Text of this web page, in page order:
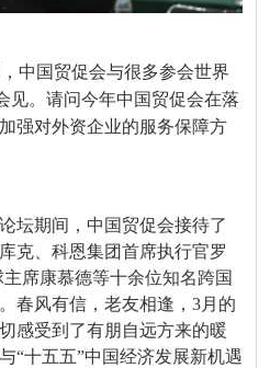
中国贸促会与很多参会世界
见。请问今年中国贸促会在落
强对外资企业的服务保障方
坛期间，中国贸促会接待了
克、科恩集团首席执行官罗
席康慕德等十余位知名跨国
春风有信，老友相逢，3月的
感受到了有朋自远方来的暖
“十五五”中国经济发展新机遇